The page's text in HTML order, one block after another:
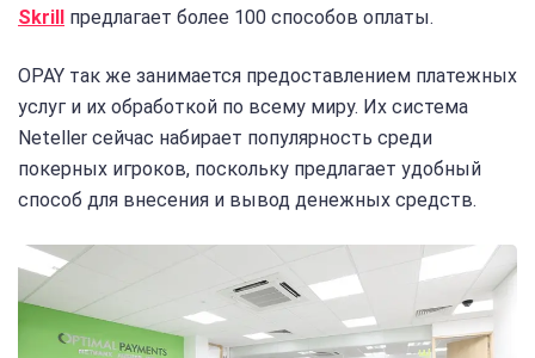
Skrill предлагает более 100 способов оплаты.
OPAY так же занимается предоставлением платежных
услуг и их обработкой по всему миру. Их система
Neteller сейчас набирает популярность среди
покерных игроков, поскольку предлагает удобный
способ для внесения и вывод денежных средств.